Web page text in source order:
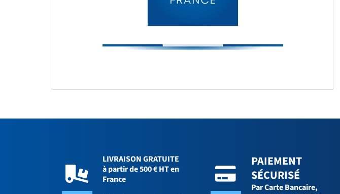
LIVRAISON GRATUITE
à partir de 500 € HT en
France
PAIEMENT
SÉCURISÉ
Par Carte Bancaire,